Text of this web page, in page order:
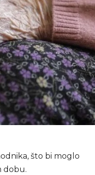
što bi moglo
dobu.